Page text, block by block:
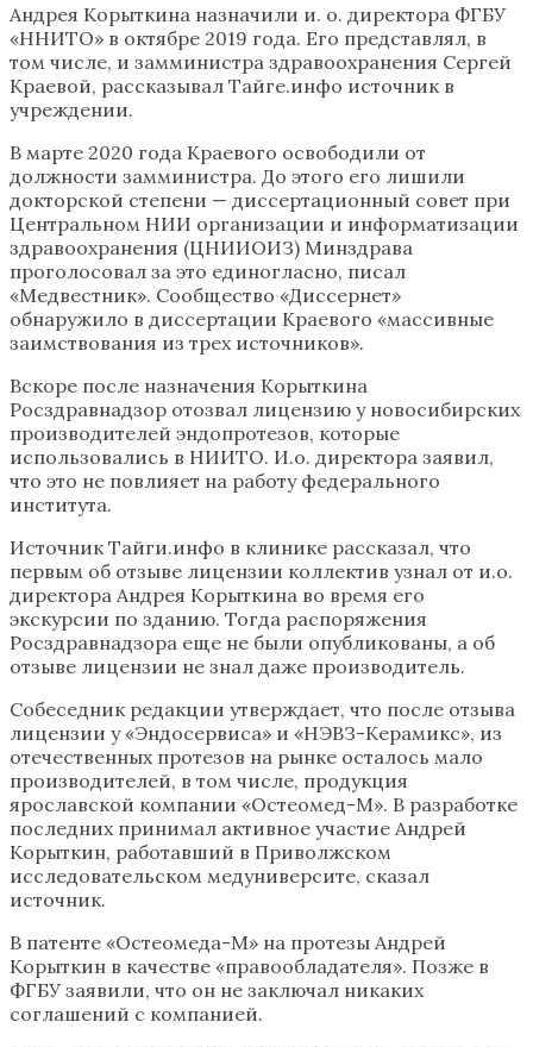
Андрея Корыткина назначили и. о. директора ФГБУ
«ННИТО» в октябре 2019 года. Его представлял, в
том числе, и замминистра здравоохранения Сергей
Краевой, рассказывал Тайге.инфо источник в
учреждении.
В марте 2020 года Краевого освободили от
должности замминистра. До этого его лишили
докторской степени — диссертационный совет при
Центральном НИИ организации и информатизации
здравоохранения (ЦНИИОИЗ) Минздрава
проголосовал за это единогласно, писал
«Медвестник». Сообщество «Диссернет»
обнаружило в диссертации Краевого «массивные
заимствования из трех источников».
Вскоре после назначения Корыткина
Росздравнадзор отозвал лицензию у новосибирских
производителей эндопротезов, которые
использовались в НИИТО. И.о. директора заявил,
что это не повлияет на работу федерального
института.
Источник Тайги.инфо в клинике рассказал, что
первым об отзыве лицензии коллектив узнал от и.о.
директора Андрея Корыткина во время его
экскурсии по зданию. Тогда распоряжения
Росздравнадзора еще не были опубликованы, а об
отзыве лицензии не знал даже производитель.
Собеседник редакции утверждает, что после отзыва
лицензии у «Эндосервиса» и «НЭВЗ-Керамикс», из
отечественных протезов на рынке осталось мало
производителей, в том числе, продукция
ярославской компании «Остеомед-М». В разработке
последних принимал активное участие Андрей
Корыткин, работавший в Приволжском
исследовательском медуниверсите, сказал
источник.
В патенте «Остеомеда-М» на протезы Андрей
Корыткин в качестве «правообладателя». Позже в
ФГБУ заявили, что он не заключал никаких
соглашений с компанией.